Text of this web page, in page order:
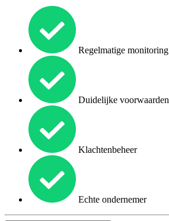
Regelmatige monitoring
Duidelijke voorwaarden
Klachtenbeheer
Echte ondernemer